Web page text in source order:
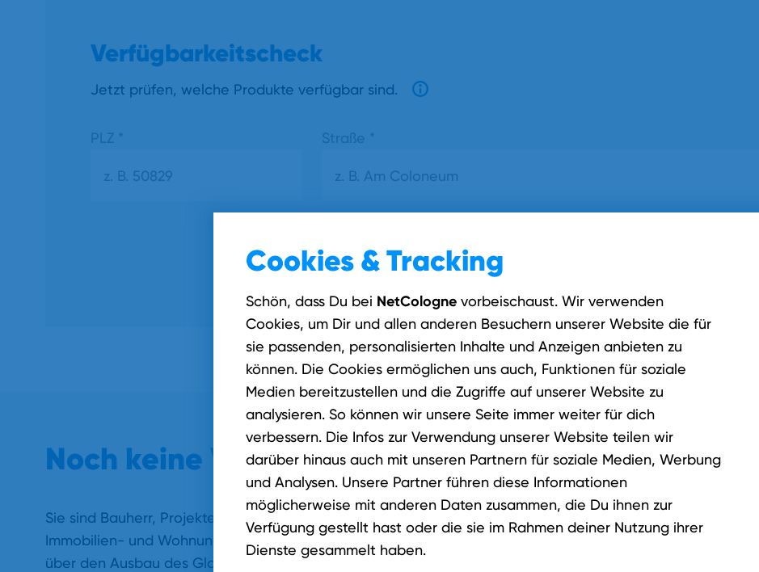
Cookies & Tracking
Schön, dass Du bei NetCologne vorbeischaust. Wir verwenden
Cookies, um Dir und allen anderen Besuchern unserer Website die für
sie passenden, personalisierten Inhalte und Anzeigen anbieten zu
können. Die Cookies ermöglichen uns auch, Funktionen für soziale
Medien bereitzustellen und die Zugriffe auf unserer Website zu
analysieren. So können wir unsere Seite immer weiter für dich
verbessern. Die Infos zur Verwendung unserer Website teilen wir
darüber hinaus auch mit unseren Partnern für soziale Medien, Werbung
und Analysen. Unsere Partner führen diese Informationen
möglicherweise mit anderen Daten zusammen, die Du ihnen zur
Verfügung gestellt hast oder die sie im Rahmen deiner Nutzung ihrer
Dienste gesammelt haben.
Verfügbarkeitscheck
Jetzt prüfen, welche Produkte verfügbar sind.
PLZ * Straße *
Noch keine Verbindung möglich?
Sie sind Bauherr, Projektentwickler oder Unternehmen der
Immobilien- und Wohnungswirtschaft und möchten mehr
über den Ausbau des Glasfasernetzes erfahren?